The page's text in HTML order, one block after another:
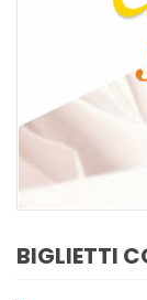
BIGLIETTI